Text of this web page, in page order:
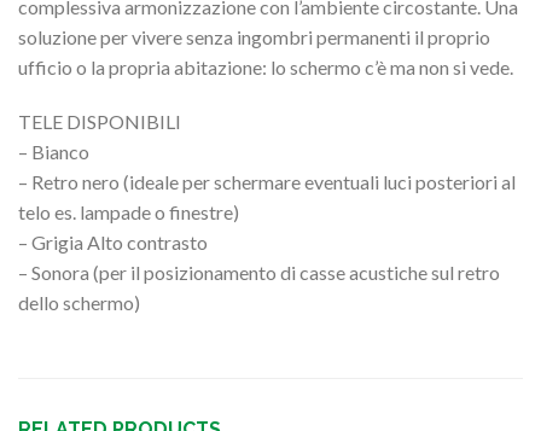
complessiva armonizzazione con l’ambiente circostante. Una
soluzione per vivere senza ingombri permanenti il proprio
ufficio o la propria abitazione: lo schermo c’è ma non si vede.
TELE DISPONIBILI
– Bianco
– Retro nero (ideale per schermare eventuali luci posteriori al
telo es. lampade o finestre)
– Grigia Alto contrasto
– Sonora (per il posizionamento di casse acustiche sul retro
dello schermo)